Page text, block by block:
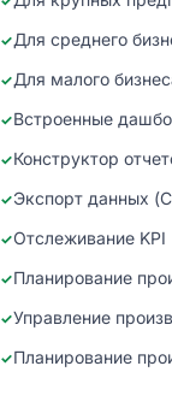
Для среднего
Для малого
Встроенные
Конструктор
Экспорт данных
Отслеживание KPI
Планирование
Управление
Планирование